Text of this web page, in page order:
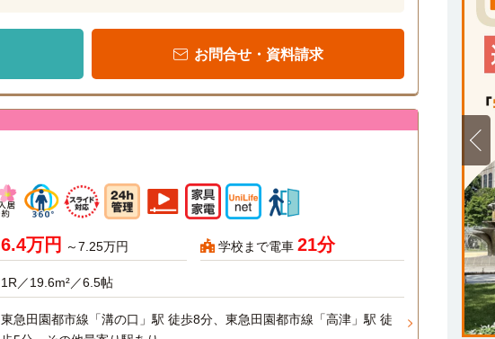
お問合せ・資料請求
6.4万円 ～7.25万円 学校まで電車 21分
1R／19.6m²／6.5帖
東急田園都市線「溝の口」駅 徒歩8分、東急田園都市線「高津」駅 徒